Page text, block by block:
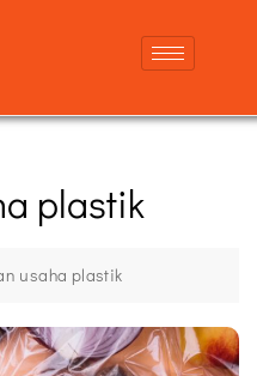
plastik
usaha plastik